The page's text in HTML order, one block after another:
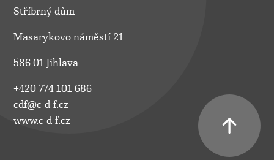
Stříbrný dům
Masarykovo náměstí 21
586 01 Jihlava
+420 774 101 686
cdf@c-d-f.cz
www.c-d-f.cz